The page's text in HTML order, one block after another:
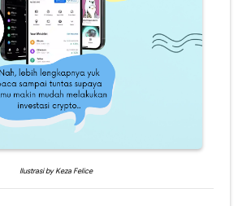
Ilustrasi by Keza Felice